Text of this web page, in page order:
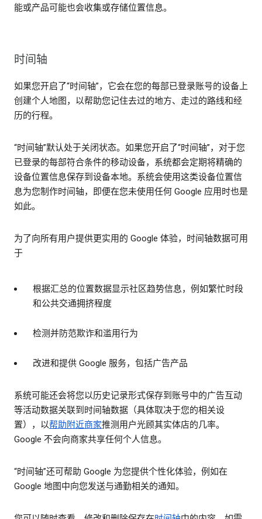
能或产品可能也会收集或存储位置信息。
时间轴
如果您开启了“时间轴”，它会在您的每部已登录账号的设备上
创建个人地图，以帮助您记住去过的地方、走过的路线和经
历的行程。
“时间轴”默认处于关闭状态。如果您开启了“时间轴”，对于您
已登录的每部符合条件的移动设备，系统都会定期将精确的
设备位置信息保存到设备本地。系统会使用这类设备位置信
息为您制作时间轴，即便在您未使用任何 Google 应用时也是
如此。
为了向所有用户提供更实用的 Google 体验，时间轴数据可用
于
根据汇总的位置数据显示社区趋势信息，例如繁忙时段
和公共交通拥挤程度
检测并防范欺诈和滥用行为
改进和提供 Google 服务，包括广告产品
系统可能还会将您以历史记录形式保存到账号中的广告互动
等活动数据关联到时间轴数据（具体取决于您的相关设
置），以帮助附近商家推测用户光顾其实体店的几率。
Google 不会向商家共享任何个人信息。
“时间轴”还可帮助 Google 为您提供个性化体验，例如在
Google 地图中向您发送与通勤相关的通知。